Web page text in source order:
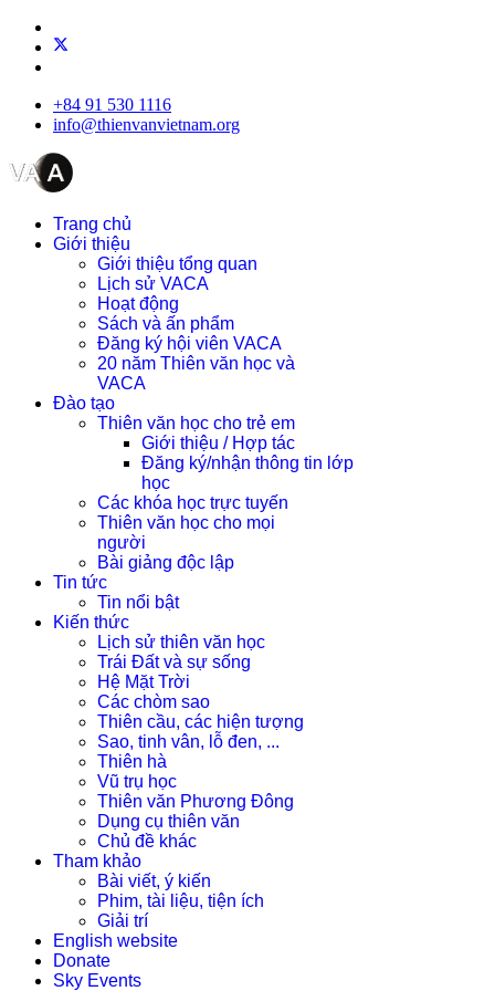
+84 91 530 1116
info@thienvanvietnam.org
Trang chủ
Giới thiệu
Giới thiệu tổng quan
Lịch sử VACA
Hoạt động
Sách và ấn phẩm
Đăng ký hội viên VACA
20 năm Thiên văn học và
VACA
Đào tạo
Thiên văn học cho trẻ em
Giới thiệu / Hợp tác
Đăng ký/nhận thông tin lớp
học
Các khóa học trực tuyến
Thiên văn học cho mọi
người
Bài giảng độc lập
Tin tức
Tin nổi bật
Kiến thức
Lịch sử thiên văn học
Trái Đất và sự sống
Hệ Mặt Trời
Các chòm sao
Thiên cầu, các hiện tượng
Sao, tinh vân, lỗ đen, ...
Thiên hà
Vũ trụ học
Thiên văn Phương Đông
Dụng cụ thiên văn
Chủ đề khác
Tham khảo
Bài viết, ý kiến
Phim, tài liệu, tiện ích
Giải trí
English website
Donate
Sky Events